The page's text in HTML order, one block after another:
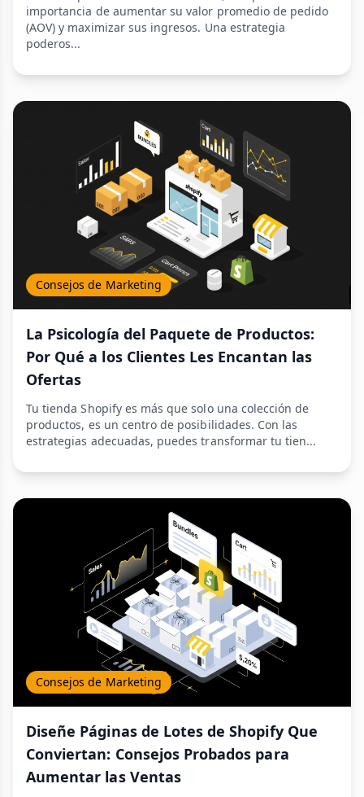
importancia de aumentar su valor promedio de pedido
(AOV) y maximizar sus ingresos. Una estrategia
poderos...
Consejos de Marketing
La Psicología del Paquete de Productos:
Por Qué a los Clientes Les Encantan las
Ofertas
Tu tienda Shopify es más que solo una colección de
productos, es un centro de posibilidades. Con las
estrategias adecuadas, puedes transformar tu tien...
Consejos de Marketing
Diseñe Páginas de Lotes de Shopify Que
Conviertan: Consejos Probados para
Aumentar las Ventas